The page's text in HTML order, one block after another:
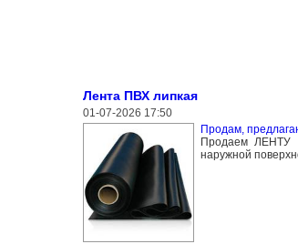
Лента ПВХ липкая
01-07-2026 17:50
Продам,
Продаем ЛЕНТУ
наружной